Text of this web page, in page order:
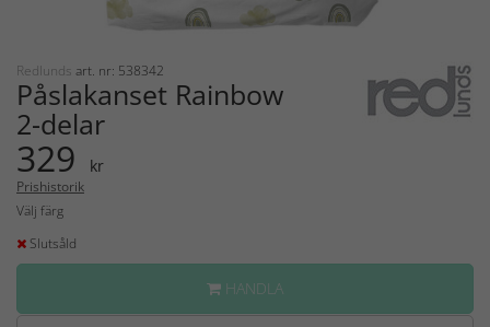
Redlunds art. nr: 538342
Påslakanset Rainbow
2-delar
329 kr
Prishistorik
Välj färg
Slutsåld
HANDLA